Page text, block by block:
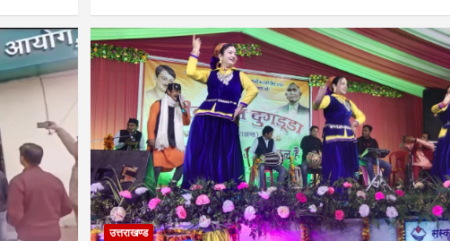
उत्तराखण्ड